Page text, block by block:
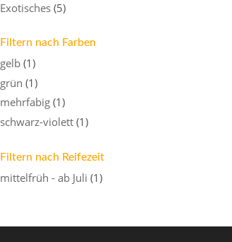
Exotisches (5)
Filtern nach Farben
gelb (1)
grün (1)
mehrfabig (1)
schwarz-violett (1)
Filtern nach Reifezeit
mittelfrüh - ab Juli (1)